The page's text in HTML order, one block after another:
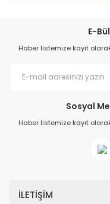
E-
Haber listemize kayıt
Sosyal
Haber listemize kayıt
İLETİŞİM